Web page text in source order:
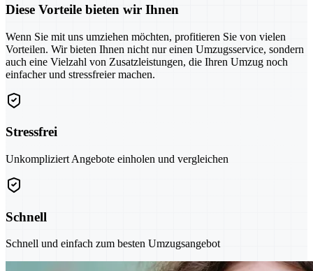
Diese Vorteile bieten wir Ihnen
Wenn Sie mit uns umziehen möchten, profitieren Sie von vielen
Vorteilen. Wir bieten Ihnen nicht nur einen Umzugsservice, sondern
auch eine Vielzahl von Zusatzleistungen, die Ihren Umzug noch
einfacher und stressfreier machen.
Stressfrei
Unkompliziert Angebote einholen und vergleichen
Schnell
Schnell und einfach zum besten Umzugsangebot